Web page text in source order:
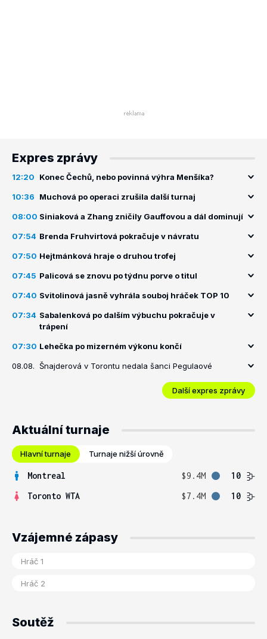
Expres zprávy
12:20 Konec Čechů, nebo povinná výhra Menšíka?
10:36 Muchová po operaci zrušila další turnaj
08:00 Siniaková a Zhang zničily Gauffovou a dál dominují
07:54 Brenda Fruhvirtová pokračuje v návratu
07:50 Hejtmánková hraje o druhou trofej
07:45 Palicová se znovu po týdnu porve o titul
07:40 Svitolinová jasně vyhrála souboj hráček TOP 10
07:34 Sabalenková po dalším výbuchu pokračuje v
trápení
07:30 Lehečka po mizerném výkonu končí
08.08. Šnajderová v Torontu nedala šanci Pegulaové
Další expres zprávy
Aktuální turnaje
Hlavní turnaje Turnaje nižší úrovně
Montreal $9.4M
10
Toronto WTA
$7.4M 10
Vzájemné zápasy
Soutěž